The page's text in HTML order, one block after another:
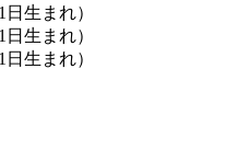
生まれ）
生まれ）
生まれ）